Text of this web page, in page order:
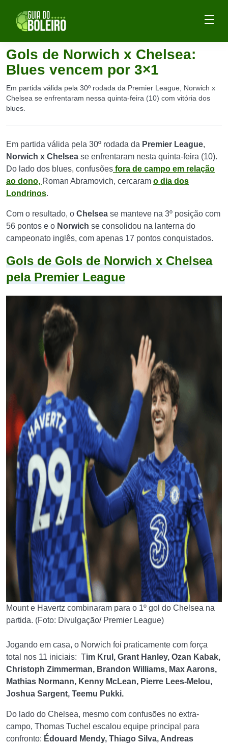
Gols de Norwich x Chelsea:
Blues vencem por 3×1
Em partida válida pela 30º rodada da Premier League, Norwich x
Chelsea se enfrentaram nessa quinta-feira (10) com vitória dos
blues.
Em partida válida pela 30º rodada da Premier League,
Norwich x Chelsea se enfrentaram nesta quinta-feira (10).
Do lado dos blues, confusões fora de campo em relação
ao dono, Roman Abramovich, cercaram o dia dos
Londrinos.
Com o resultado, o Chelsea se manteve na 3º posição com
56 pontos e o Norwich se consolidou na lanterna do
campeonato inglês, com apenas 17 pontos conquistados.
Gols de Gols de Norwich x Chelsea
pela Premier League
Mount e Havertz combinaram para o 1º gol do Chelsea na
partida. (Foto: Divulgação/ Premier League)
Jogando em casa, o Norwich foi praticamente com força
total nos 11 iniciais: Tim Krul, Grant Hanley, Ozan Kabak,
Christoph Zimmerman, Brandon Williams, Max Aarons,
Mathias Normann, Kenny McLean, Pierre Lees-Melou,
Joshua Sargent, Teemu Pukki.
Do lado do Chelsea, mesmo com confusões no extra-
campo, Thomas Tuchel escalou equipe principal para
confronto: Édouard Mendy, Thiago Silva, Andreas